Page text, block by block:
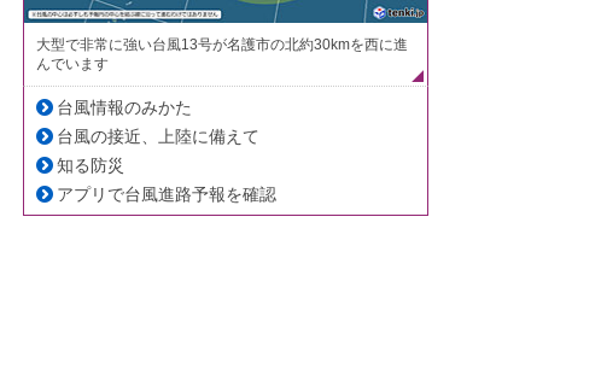
大型で非常に強い台風13号が名護市の北約30kmを西に進
んでいます
台風情報のみかた
台風の接近、上陸に備えて
知る防災
アプリで台風進路予報を確認